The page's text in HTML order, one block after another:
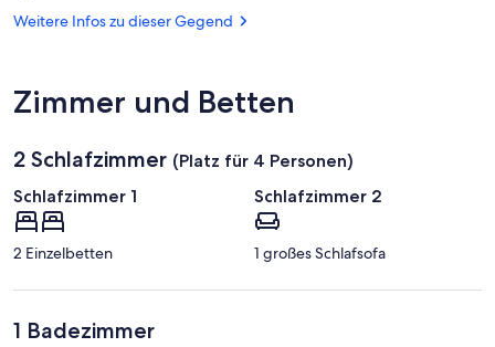
Ravensbrück
Weitere Infos zu dieser Gegend
Zimmer und Betten
2 Schlafzimmer (Platz für 4 Personen)
Schlafzimmer 1
2 Einzelbetten
Schlafzimmer 2
1 großes Schlafsofa
1 Badezimmer